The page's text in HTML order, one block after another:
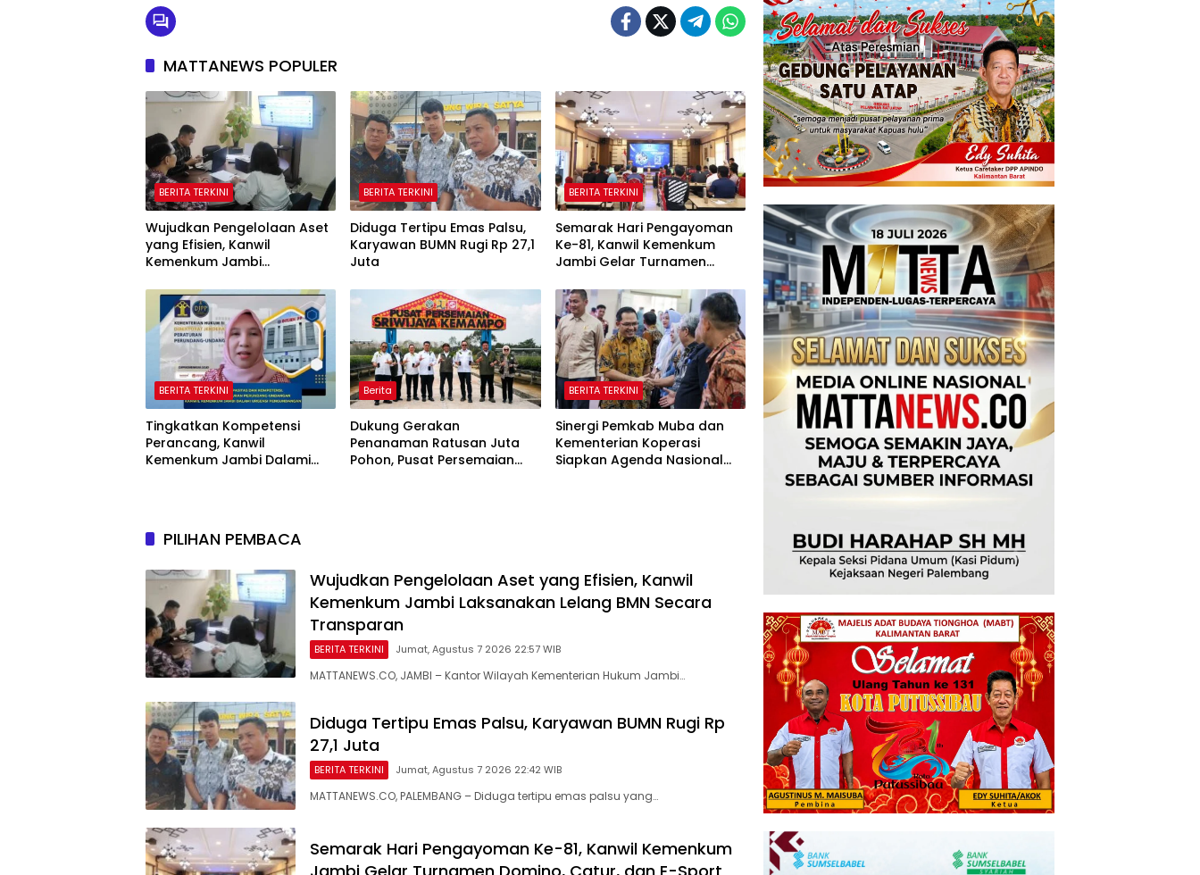
MATTANEWS POPULER
BERITA TERKINI
Wujudkan Pengelolaan Aset
yang Efisien, Kanwil
Kemenkum Jambi
Secara Transparan
BERITA TERKINI
Diduga Tertipu Emas Palsu,
Karyawan BUMN Rugi Rp 27,1
Juta
BERITA TERKINI
Semarak Hari Pengayoman
Ke-81, Kanwil Kemenkum
Jambi Gelar Turnamen
BERITA TERKINI
Tingkatkan Kompetensi
Perancang, Kanwil
Kemenkum Jambi Dalami
Berita
Dukung Gerakan
Penanaman Ratusan Juta
Pohon, Pusat Persemaian
BERITA TERKINI
Sinergi Pemkab Muba dan
Kementerian Koperasi
Siapkan Agenda Nasional
PILIHAN PEMBACA
Wujudkan Pengelolaan Aset yang Efisien, Kanwil
Kemenkum Jambi Laksanakan Lelang BMN Secara
Transparan
BERITA TERKINI Jumat, Agustus 7 2026 22:57 WIB
MATTANEWS.CO, JAMBI – Kantor Wilayah Kementerian Hukum Jambi…
Diduga Tertipu Emas Palsu, Karyawan BUMN Rugi Rp
27,1 Juta
BERITA TERKINI Jumat, Agustus 7 2026 22:42 WIB
MATTANEWS.CO, PALEMBANG – Diduga tertipu emas palsu yang…
Semarak Hari Pengayoman Ke-81, Kanwil Kemenkum